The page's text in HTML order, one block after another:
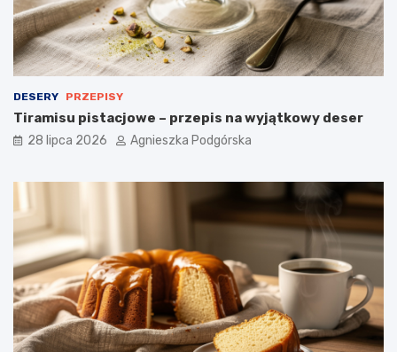
d
a
n
i
DESERY PRZEPISY
Tiramisu pistacjowe – przepis na wyjątkowy deser
28 lipca 2026 Agnieszka Podgórska